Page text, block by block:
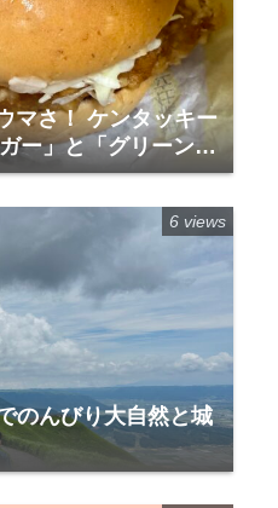
マさ！ ケンタッキー
ー」と「グリーンホ
う
のんびり大自然と城
6 views